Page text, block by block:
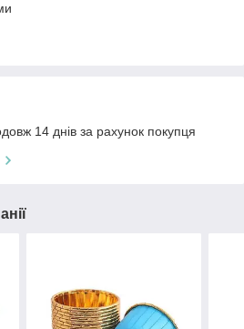
14 днів за рахунок покупця